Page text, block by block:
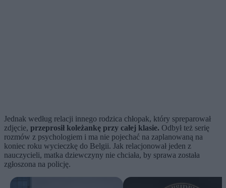
Jednak według relacji innego rodzica chłopak, który spreparował
zdjęcie, przeprosił koleżankę przy całej klasie. Odbył też serię
rozmów z psychologiem i ma nie pojechać na zaplanowaną na
koniec roku wycieczkę do Belgii. Jak relacjonował jeden z
nauczycieli, matka dziewczyny nie chciała, by sprawa została
zgłoszona na policję.